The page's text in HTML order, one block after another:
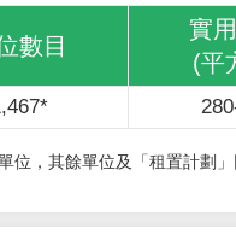
數目
實
(平
，其餘單位及「租置計劃